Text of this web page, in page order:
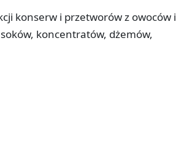
konserw i przetworów z owoców i
koncentratów, dżemów,